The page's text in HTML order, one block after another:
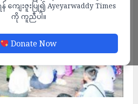
ျေးဇူးပြု၍ Ayeyarwaddy Times
ကို ကူညီပါ။
Donate Now